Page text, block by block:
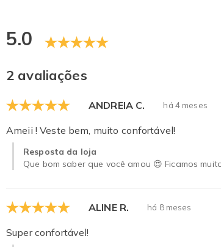
5.0
2 avaliações
ANDREIA C. há 4 meses
Ameii ! Veste bem, muito confortável!
Resposta da loja
Que bom saber que você amou 😍 Ficamos
ALINE R. há 8 meses
Super confortável!